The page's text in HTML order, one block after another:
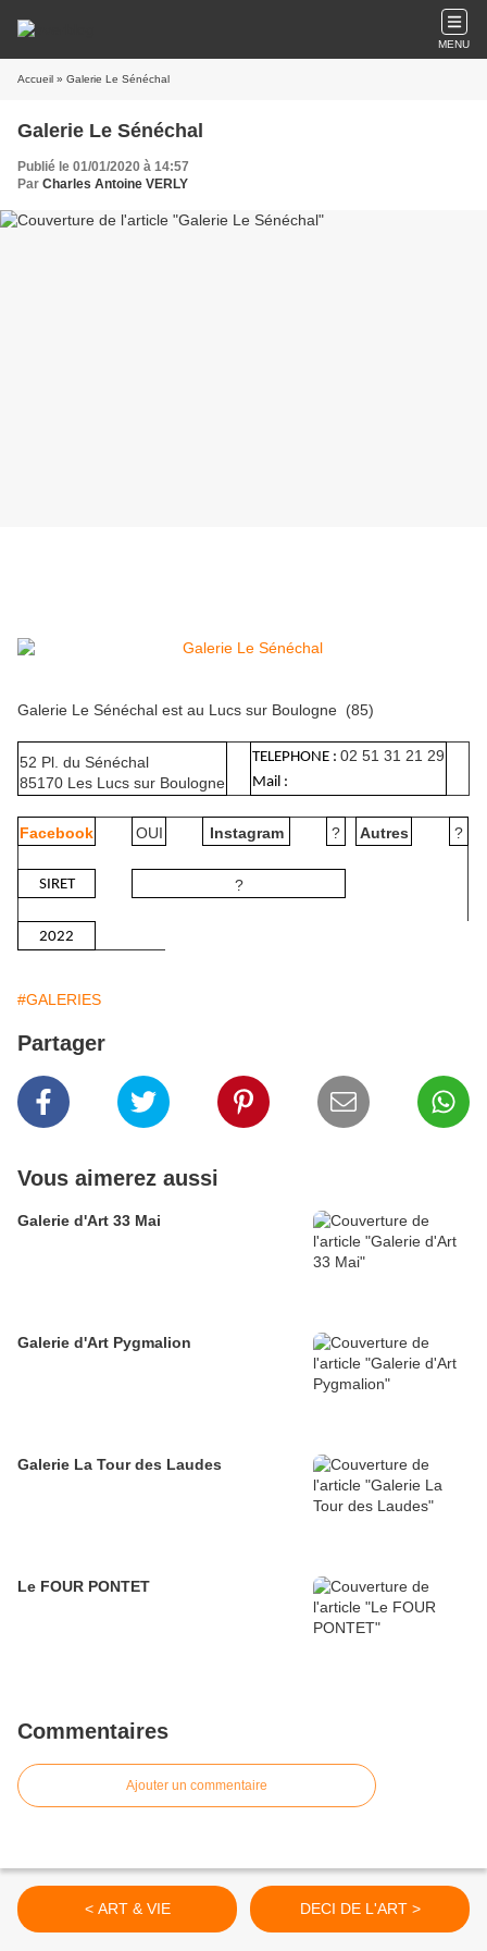
MENU
Accueil » Galerie Le Sénéchal
Galerie Le Sénéchal
Publié le 01/01/2020 à 14:57
Par Charles Antoine VERLY
Galerie Le Sénéchal est au Lucs sur Boulogne (85)
52 Pl. du Sénéchal
85170 Les Lucs sur Boulogne
TELEPHONE : 02 51 31 21 29
Mail :
Facebook OUI Instagram ? Autres ?
SIRET ?
2022
#GALERIES
Partager
Vous aimerez aussi
Galerie d'Art 33 Mai
Galerie d'Art Pygmalion
Galerie La Tour des Laudes
Le FOUR PONTET
Commentaires
Ajouter un commentaire
< ART & VIE DECI DE L'ART >